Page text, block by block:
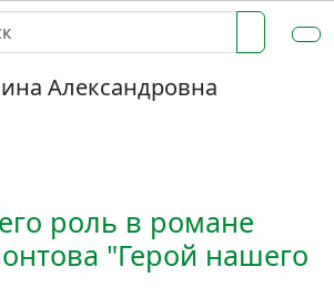
Александровна
роль в романе
"Герой нашего